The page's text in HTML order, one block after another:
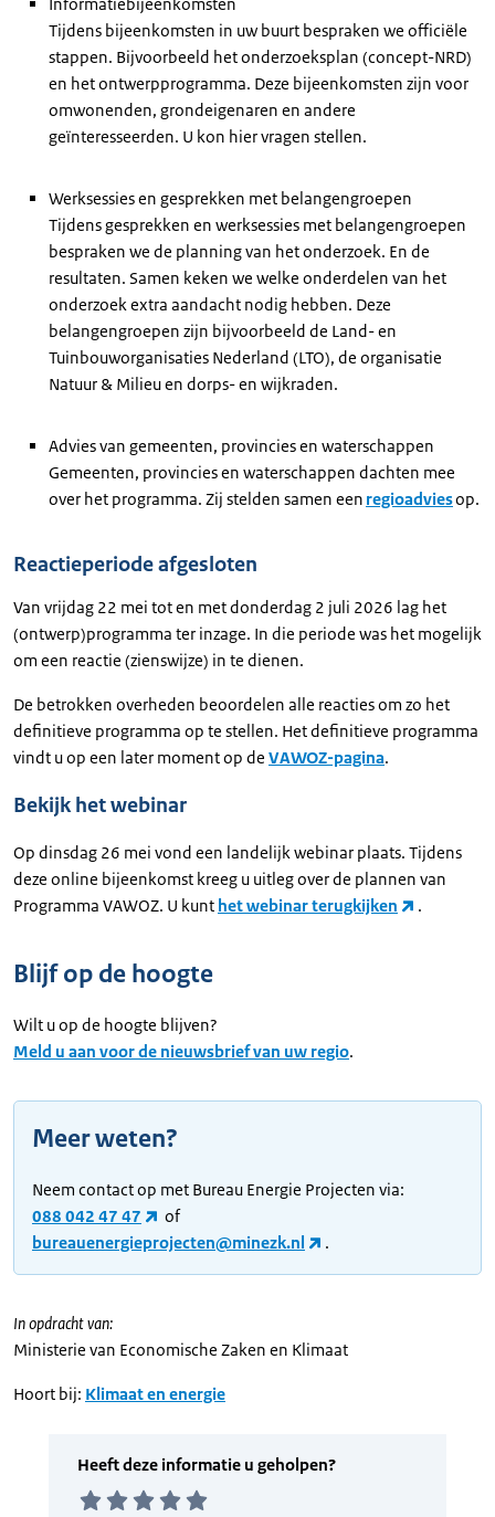
Informatiebijeenkomsten
Tijdens bijeenkomsten in uw buurt bespraken we officiële
stappen. Bijvoorbeeld het onderzoeksplan (concept-NRD)
en het ontwerpprogramma. Deze bijeenkomsten zijn voor
omwonenden, grondeigenaren en andere
geïnteresseerden. U kon hier vragen stellen.
Werksessies en gesprekken met belangengroepen
Tijdens gesprekken en werksessies met belangengroepen
bespraken we de planning van het onderzoek. En de
resultaten. Samen keken we welke onderdelen van het
onderzoek extra aandacht nodig hebben. Deze
belangengroepen zijn bijvoorbeeld de Land- en
Tuinbouworganisaties Nederland (LTO), de organisatie
Natuur & Milieu en dorps- en wijkraden.
Advies van gemeenten, provincies en waterschappen
Gemeenten, provincies en waterschappen dachten mee
over het programma. Zij stelden samen een regioadviesop.
Reactieperiode afgesloten
Van vrijdag 22 mei tot en met donderdag 2 juli 2026 lag het
(ontwerp)programma ter inzage. In die periode was het mogelijk
om een reactie (zienswijze) in te dienen.
De betrokken overheden beoordelen alle reacties om zo het
definitieve programma op te stellen. Het definitieve programma
vindt u op een later moment op de VAWOZ-pagina.
Bekijk het webinar
Op dinsdag 26 mei vond een landelijk webinar plaats. Tijdens
deze online bijeenkomst kreeg u uitleg over de plannen van
Programma VAWOZ. U kunt het webinar terugkijken .
Blijf op de hoogte
Wilt u op de hoogte blijven?
Meld u aan voor de nieuwsbrief van uw regio.
Meer weten?
Neem contact op met Bureau Energie Projecten via:
088 042 47 47
of
bureauenergieprojecten@minezk.nl
.
In opdracht van:
Ministerie van Economische Zaken en Klimaat
Hoort bij: Klimaat en energie